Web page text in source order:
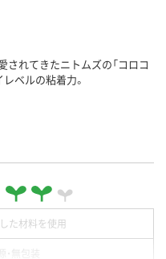
されてきたニトムズの「コロコ
ベルの粘着力。
た材料を使用